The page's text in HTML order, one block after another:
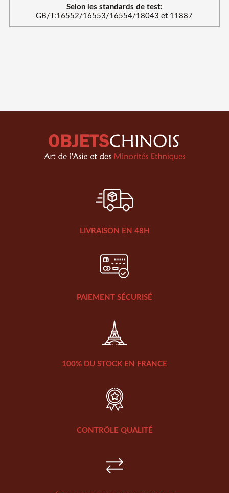
Selon les standards de test:
GB/T:16552/16553/16554/18043 et 11887
LIVRAISON EN 48H
PAIEMENT SÉCURISÉ
100% DU STOCK EN FRANCE
CONTRÔLE QUALITÉ